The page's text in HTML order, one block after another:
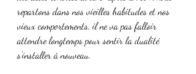
repartons dans nos vieilles habitudes et nos
vieux comportements, il ne va pas falloir
attendre longtemps pour sentir la dualité
s'installer à nouveau.